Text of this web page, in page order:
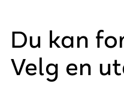
Du kan
Velg en
AI